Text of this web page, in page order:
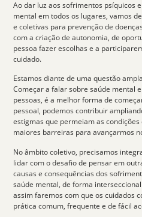
Ao dar luz aos sofrimentos psíquicos
mental em todos os lugares, vamos
e coletivas para prevenção de
com a criação de autonomia, de
pessoa fazer escolhas e a
cuidado.
Estamos diante de uma questão
Começar afalar sobre saúde mental
pessoas, é a melhor forma de
pessoal, podemos contribuir
estigmas que permeiam as
maiores barreiras para avançarmos
No âmbito coletivo, precisamos
lidar com o desafio de pensar em
causas e consequências dos
saúde mental, de forma
assim faremos com que oscuidados
prática comum, frequente e de fácil